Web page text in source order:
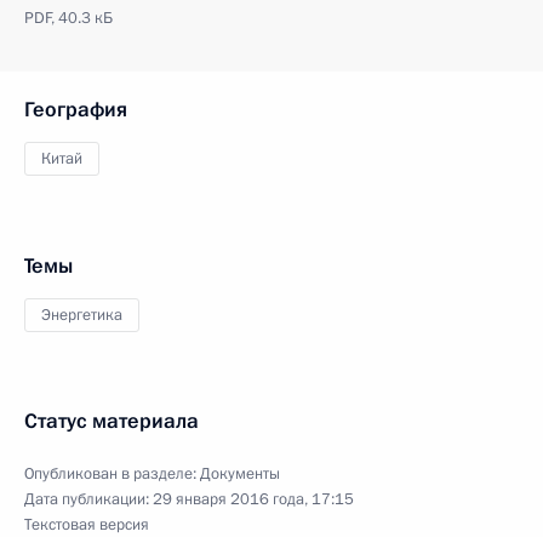
PDF,40.3 кБ
География
Китай
Темы
Энергетика
Статус материала
Опубликован в разделе:Документы
Дата публикации:29 января 2016 года, 17:15
Текстовая версия